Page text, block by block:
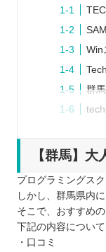
Win
群
プログラミ
学
通
無
【群馬】
プログラミングス
しかし、群馬県内
そこで、おすすめ
下記の内容につい
・口コミ